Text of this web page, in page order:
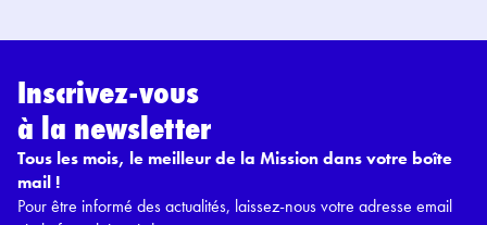
Inscrivez-vous
à la newsletter
Tous les mois, le meilleur de la Mission dans votre boîte
mail !
Pour être informé des actualités, laissez-nous votre adresse email